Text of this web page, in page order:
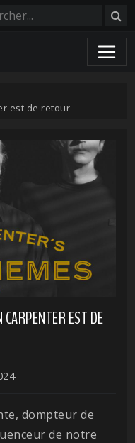
est de retour
EST DE
dompteur de
de notre